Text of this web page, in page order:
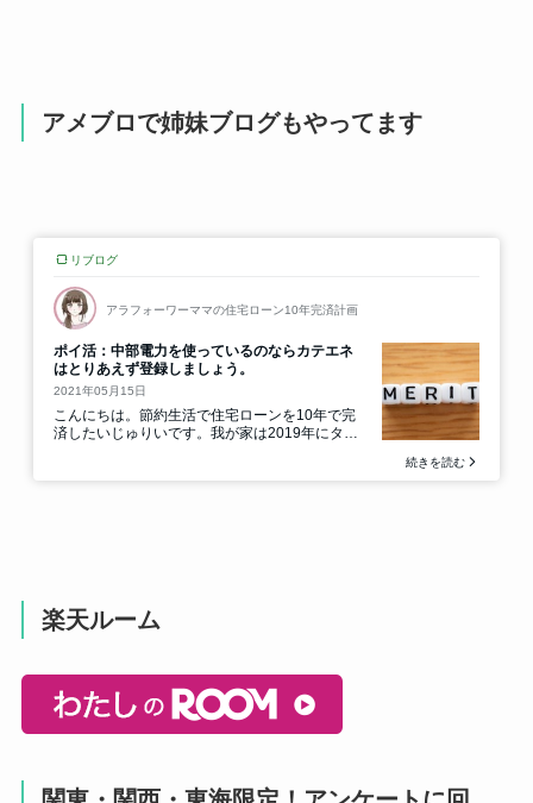
アメブロで姉妹ブログもやってます
楽天ルーム